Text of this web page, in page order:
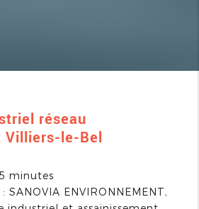
réseau
Villiers-le-Bel
minutes
ENVIRONNEMENT,